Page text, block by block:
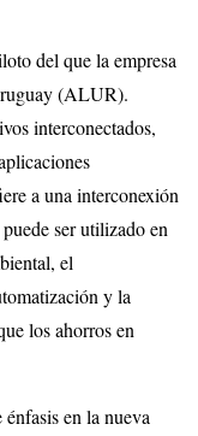
del que la empresa
(ALUR).
interconectados,
a una interconexión
ser utilizado en
el
y la
los ahorros en
en la nueva